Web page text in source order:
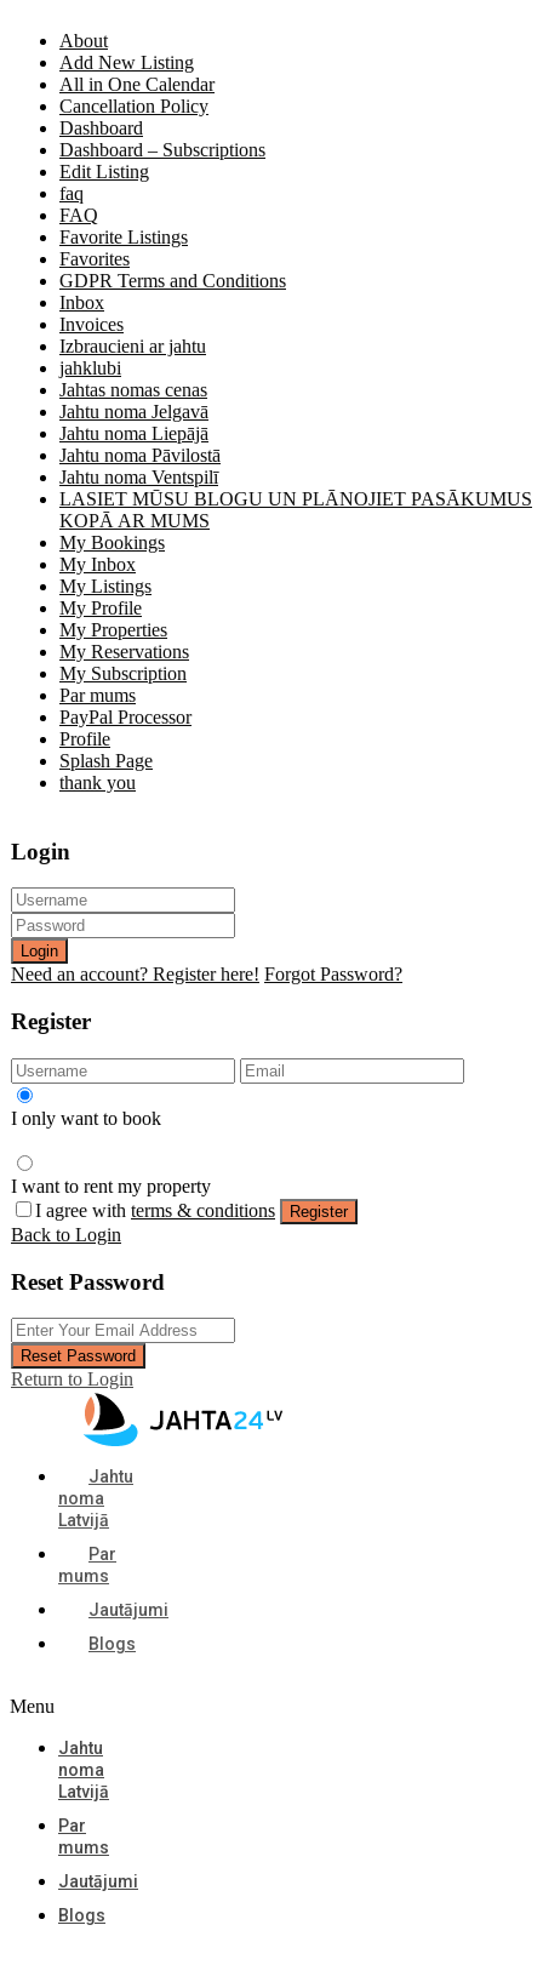
About
Add New Listing
All in One Calendar
Cancellation Policy
Dashboard
Dashboard – Subscriptions
Edit Listing
faq
FAQ
Favorite Listings
Favorites
GDPR Terms and Conditions
Inbox
Invoices
Izbraucieni ar jahtu
jahklubi
Jahtas nomas cenas
Jahtu noma Jelgavā
Jahtu noma Liepājā
Jahtu noma Pāvilostā
Jahtu noma Ventspilī
LASIET MŪSU BLOGU UN PLĀNOJIET PASĀKUMUS
KOPĀ AR MUMS
My Bookings
My Inbox
My Listings
My Profile
My Properties
My Reservations
My Subscription
Par mums
PayPal Processor
Profile
Splash Page
thank you
Login
Login
Need an account? Register here! Forgot Password?
Register
I only want to book
I want to rent my property
I agree with terms & conditions Register
Back to Login
Reset Password
Reset Password
Return to Login
Jahtu
noma
Latvijā
Par
mums
Jautājumi
Blogs
Menu
Jahtu
noma
Latvijā
Par
mums
Jautājumi
Blogs